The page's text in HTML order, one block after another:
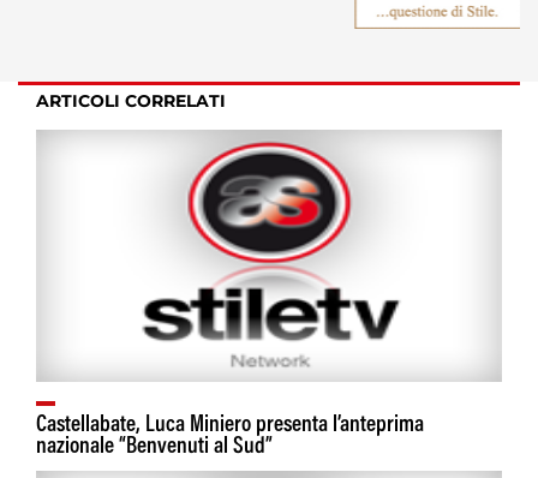
ARTICOLI CORRELATI
Castellabate, Luca Miniero presenta l’anteprima
nazionale “Benvenuti al Sud”